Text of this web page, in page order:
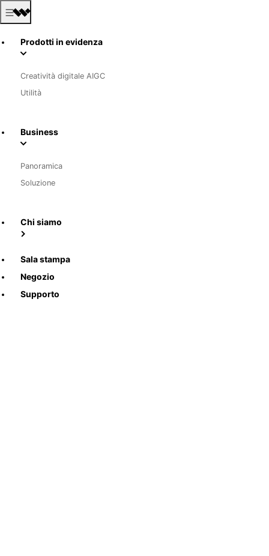
Prodotti in evidenza
Creatività digitale AIGC
Utilità
Business
Panoramica
Soluzione
Chi siamo
Sala stampa
Negozio
Supporto